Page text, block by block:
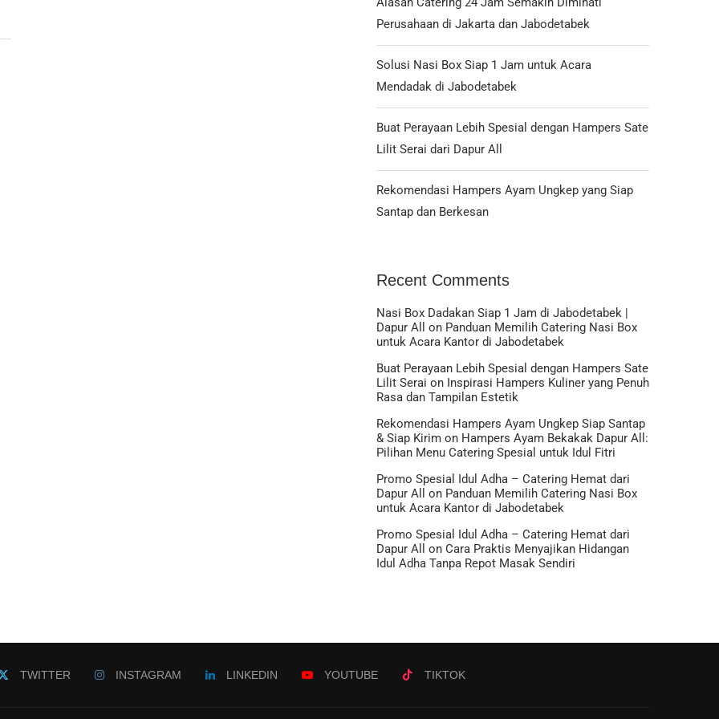
Perusahaan di Jakarta dan Jabodetabek
Solusi Nasi Box Siap 1 Jam untuk Acara
Mendadak di Jabodetabek
Buat Perayaan Lebih Spesial dengan Hampers Sate
Lilit Serai dari Dapur All
Rekomendasi Hampers Ayam Ungkep yang Siap
Santap dan Berkesan
Recent Comments
Nasi Box Dadakan Siap 1 Jam di Jabodetabek |
Dapur All
on Panduan Memilih Catering Nasi Box
untuk Acara Kantor di Jabodetabek
Buat Perayaan Lebih Spesial dengan Hampers Sate
Lilit Serai on Inspirasi Hampers Kuliner yang Penuh
Rasa dan Tampilan Estetik
Rekomendasi Hampers Ayam Ungkep Siap Santap
& Siap Kirim on Hampers Ayam Bekakak Dapur All:
Pilihan Menu Catering Spesial untuk Idul Fitri
Promo Spesial Idul Adha – Catering Hemat dari
Dapur All
on Panduan Memilih Catering Nasi Box
untuk Acara Kantor di Jabodetabek
Promo Spesial Idul Adha – Catering Hemat dari
Dapur All
on Cara Praktis Menyajikan Hidangan
Idul Adha Tanpa Repot Masak Sendiri
TWITTER INSTAGRAM LINKEDIN YOUTUBE TIKTOK